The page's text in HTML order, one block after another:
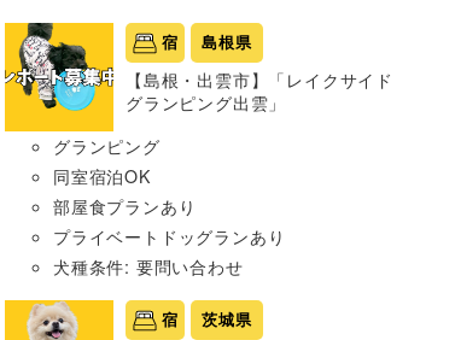
宿 島根県
【島根・出雲市】「レイクサイド
グランピング出雲」
グランピング
同室宿泊OK
部屋食プランあり
プライベートドッグランあり
犬種条件: 要問い合わせ
宿 茨城県